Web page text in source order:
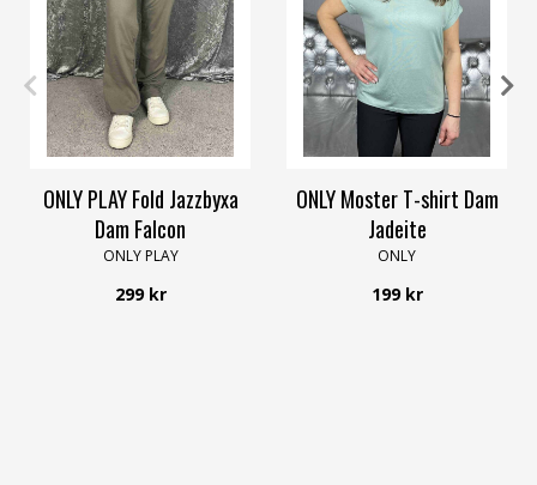
XS S XL XXL 4XL
ONLY PLAY Fold Jazzbyxa
Dam Falcon
ONLY PLAY
299 kr
XS S M XL
ONLY Moster T-shirt Dam
Jadeite
ONLY
199 kr